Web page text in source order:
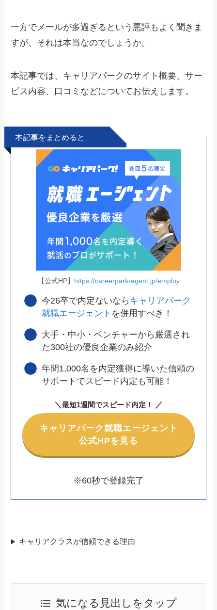
一方でメールが多過ぎるという悪評もよく聞きま
すが、それは本当なのでしょうか。
本記事では、キャリアパークのサイト概要、サー
ビス内容、口コミなどについてお伝えします。
本記事をまとめると
【公式HP】 https://careerpark-agent.jp/employ
今26卒で内定ないなら キャリアパーク
就職エージェント を併用すべき！
大手・中小・ベンチャーから厳選され
た300社の優良企業のみ紹介
年間1,000名を内定獲得に導いた信頼の
サポートでスピード内定も可能！
＼ 最短1週間でスピード内定！ ／
キャリアパーク就職エージェント
公式HPを見る
※60秒で登録完了
キャリアクラスが信頼できる理由
気になる見出しをタップ